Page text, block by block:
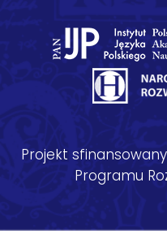
Projekt
Programu